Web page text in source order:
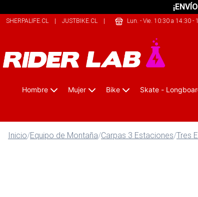
SHERPALIFE.CL | JUSTBIKE.CL | THECLIMB.CL
Lun. - Vie. 10:30 a 14:30 -
Hombre Mujer Bike Skate -
Inicio/Equipo de Montaña/Carpas 3 Estaciones/Tres